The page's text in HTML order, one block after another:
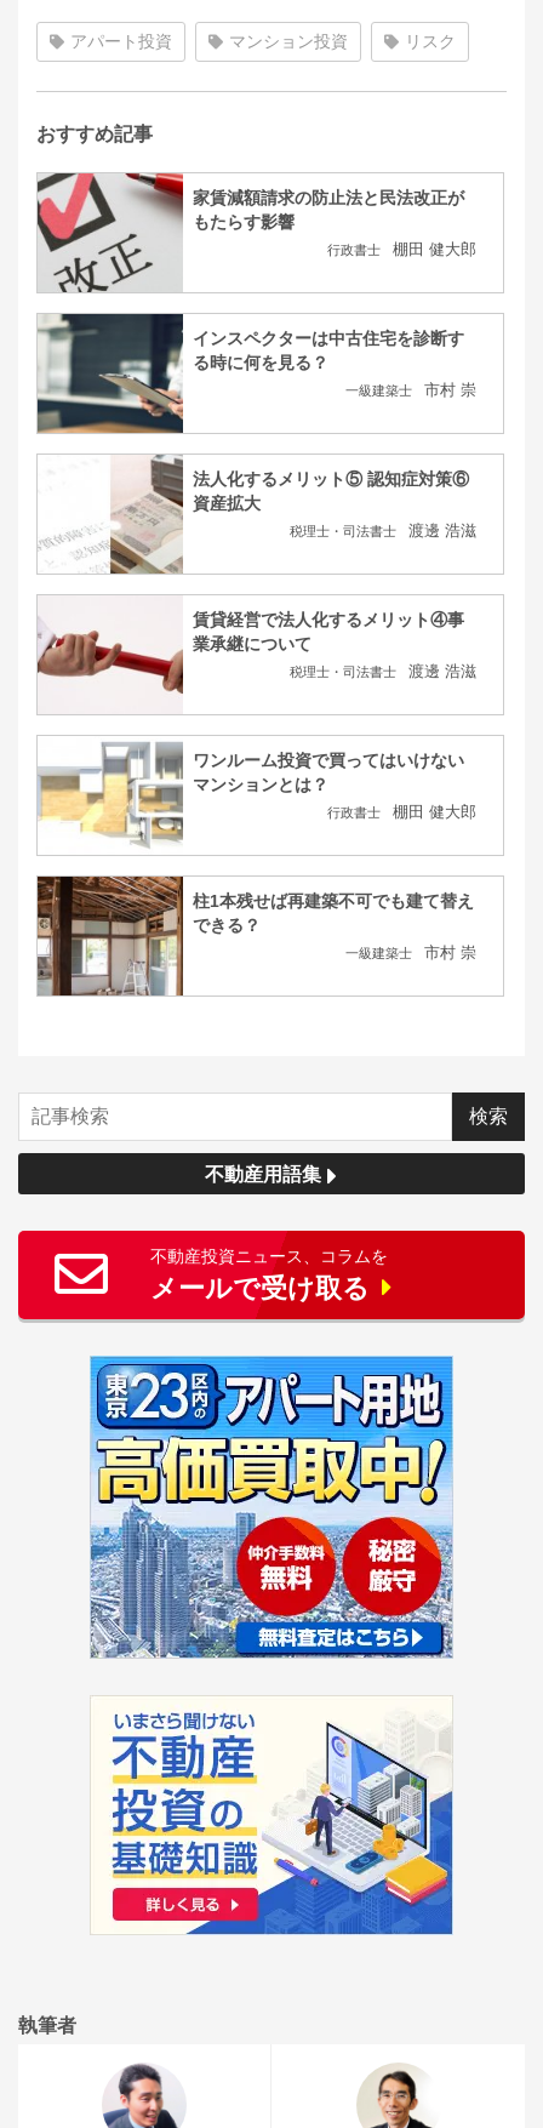
アパート投資 マンション投資 リスク
おすすめ記事
家賃減額請求の防止法と民法改正が
もたらす影響
行政書士 棚田 健大郎
インスペクターは中古住宅を診断す
る時に何を見る？
一級建築士 市村 崇
法人化するメリット⑤ 認知症対策⑥
資産拡大
税理士・司法書士 渡邊 浩滋
賃貸経営で法人化するメリット④事
業承継について
税理士・司法書士 渡邊 浩滋
ワンルーム投資で買ってはいけない
マンションとは？
行政書士 棚田 健大郎
柱1本残せば再建築不可でも建て替え
できる？
一級建築士 市村 崇
不動産用語集
不動産投資ニュース、コラムを
メールで受け取る
執筆者